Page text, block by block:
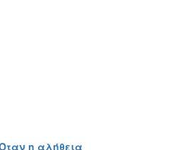
η αλήθεια